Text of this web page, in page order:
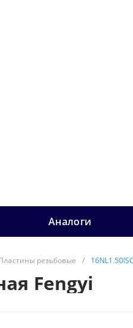
Аналоги
резьбовые /
Fengyi